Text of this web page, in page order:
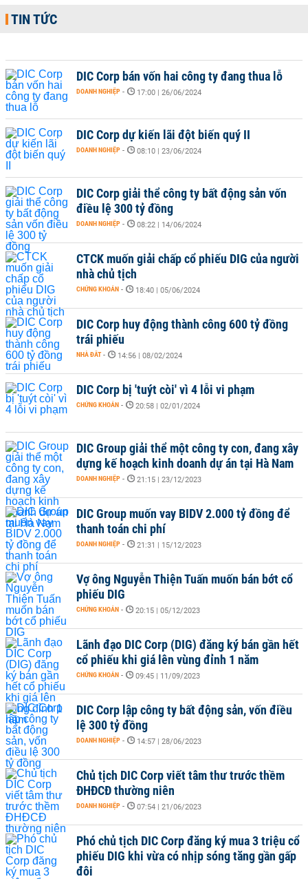
TIN TỨC
DIC Corp bán vốn hai công ty đang thua lỗ
DOANH NGHIỆP - 17:00 | 26/06/2024
DIC Corp dự kiến lãi đột biến quý II
DOANH NGHIỆP - 08:10 | 23/06/2024
DIC Corp giải thể công ty bất động sản vốn
điều lệ 300 tỷ đồng
DOANH NGHIỆP - 08:22 | 14/06/2024
CTCK muốn giải chấp cổ phiếu DIG của người
nhà chủ tịch
CHỨNG KHOÁN - 18:40 | 05/06/2024
DIC Corp huy động thành công 600 tỷ đồng
trái phiếu
NHÀ ĐẤT - 14:56 | 08/02/2024
DIC Corp bị 'tuýt còi' vì 4 lỗi vi phạm
CHỨNG KHOÁN - 20:58 | 02/01/2024
DIC Group giải thể một công ty con, đang xây
dựng kế hoạch kinh doanh dự án tại Hà Nam
DOANH NGHIỆP - 21:15 | 23/12/2023
DIC Group muốn vay BIDV 2.000 tỷ đồng để
thanh toán chi phí
DOANH NGHIỆP - 21:31 | 15/12/2023
Vợ ông Nguyễn Thiện Tuấn muốn bán bớt cổ
phiếu DIG
CHỨNG KHOÁN - 20:15 | 05/12/2023
Lãnh đạo DIC Corp (DIG) đăng ký bán gần hết
cổ phiếu khi giá lên vùng đỉnh 1 năm
CHỨNG KHOÁN - 09:45 | 11/09/2023
DIC Corp lập công ty bất động sản, vốn điều
lệ 300 tỷ đồng
DOANH NGHIỆP - 14:57 | 28/06/2023
Chủ tịch DIC Corp viết tâm thư trước thềm
ĐHĐCĐ thường niên
DOANH NGHIỆP - 07:54 | 21/06/2023
Phó chủ tịch DIC Corp đăng ký mua 3 triệu cổ
phiếu DIG khi vừa có nhịp sóng tăng gần gấp
đôi